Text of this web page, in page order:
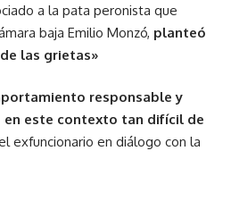
a la pata peronista que
baja Emilio Monzó, planteó
las grietas»
responsable y
este contexto tan difícil de
exfuncionario en diálogo con la